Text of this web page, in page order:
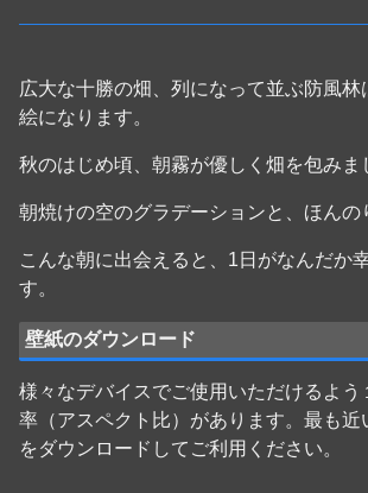
広大な十勝の畑、列になって並ぶ防風林
絵になります。
秋のはじめ頃、朝霧が優しく畑を包みま
朝焼けの空のグラデーションと、ほんの
こんな朝に出会えると、1日がなんだか
す。
壁紙のダウンロード
様々なデバイスでご使用いただけるよう
率（アスペクト比）があります。最も近
をダウンロードしてご利用ください。